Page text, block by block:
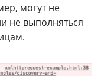
могут не
не выполняться